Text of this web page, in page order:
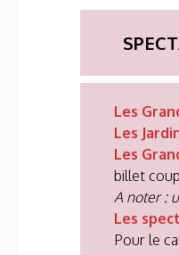
Les
Les
Les
billet
A noter :
Les
Pour le